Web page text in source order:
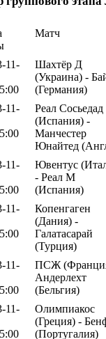
Матч
11-
Шахтёр Д
(Украина) -
(Германия)
11-
Реал Сосьедад
(Испания) -
Манчестер
Юнайтед
11-
Ювентус
- Реал М
(Испания)
11-
Копенгаген
(Дания) -
Галатасарай
(Турция)
11-
ПСЖ
Андерлехт
(Бельгия)
11-
Олимпиакос
(Греция) -
(Португалия)